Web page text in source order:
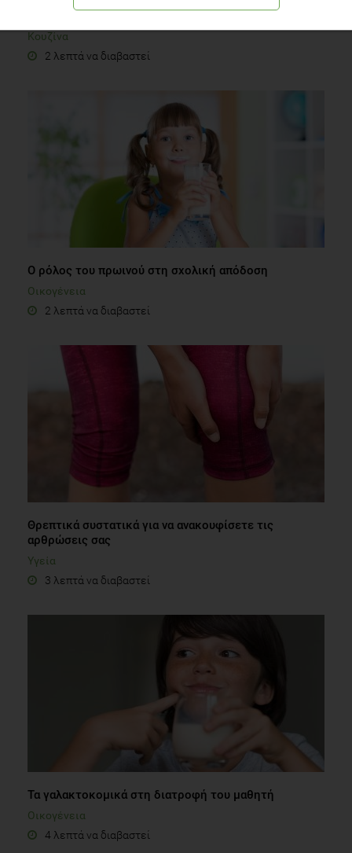
Τι λέτε για μια γεύση από… Ταϊλάνδη;
Κουζίνα
2 λεπτά να διαβαστεί
Ο ρόλος του πρωινού στη σχολική απόδοση
Οικογένεια
2 λεπτά να διαβαστεί
Θρεπτικά συστατικά για να ανακουφίσετε τις
αρθρώσεις σας
Υγεία
3 λεπτά να διαβαστεί
Τα γαλακτοκομικά στη διατροφή του μαθητή
Οικογένεια
4 λεπτά να διαβαστεί